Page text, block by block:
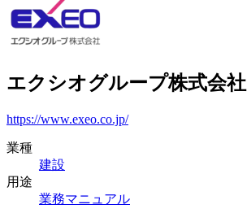
エクシオグループ株式会社
https://www.exeo.co.jp/
業種
建設
用途
業務マニュアル